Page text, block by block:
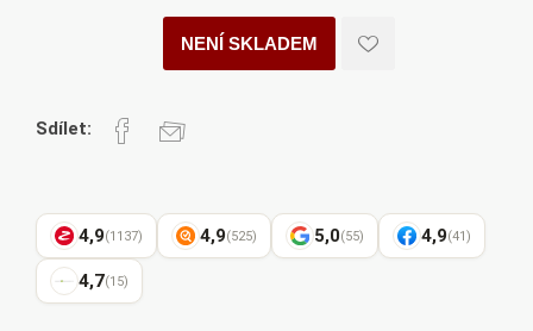
NENÍ SKLADEM
Sdílet:
4,9(1137) 4,9(525) 5,0(55) 4,9(41)
4,7(15)